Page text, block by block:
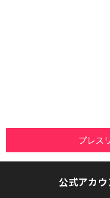
プレス
公式アカウ